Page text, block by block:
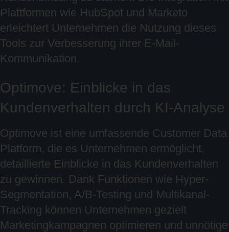
Plattformen wie HubSpot und Marketo
erleichtert Unternehmen die Nutzung dieses
Tools zur Verbesserung ihrer E-Mail-
Kommunikation.
Optimove: Einblicke in das
Kundenverhalten durch KI-Analyse
Optimove ist eine umfassende Customer Data
Platform, die es Unternehmen ermöglicht,
detaillierte Einblicke in das Kundenverhalten
zu gewinnen. Dank Funktionen wie Hyper-
Segmentation, A/B-Testing und Multikanal-
Tracking können Unternehmen gezielt
Marketingkampagnen optimieren und unnötige